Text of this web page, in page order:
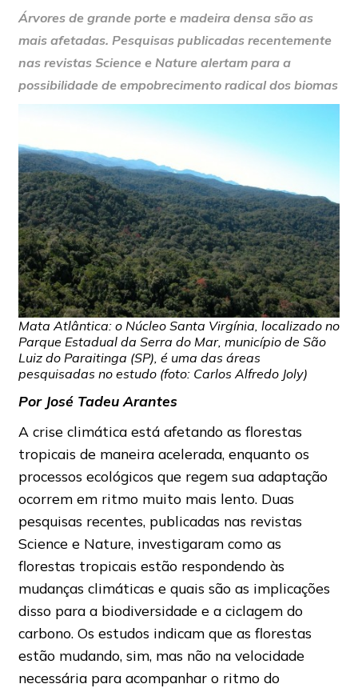
Árvores de grande porte e madeira densa são as
mais afetadas. Pesquisas publicadas recentemente
nas revistas Science e Nature alertam para a
possibilidade de empobrecimento radical dos biomas
Mata Atlântica: o Núcleo Santa Virgínia, localizado no
Parque Estadual da Serra do Mar, município de São
Luiz do Paraitinga (SP), é uma das áreas
pesquisadas no estudo (foto: Carlos Alfredo Joly)
Por José Tadeu Arantes
A crise climática está afetando as florestas
tropicais de maneira acelerada, enquanto os
processos ecológicos que regem sua adaptação
ocorrem em ritmo muito mais lento. Duas
pesquisas recentes, publicadas nas revistas
Science e Nature, investigaram como as
florestas tropicais estão respondendo às
mudanças climáticas e quais são as implicações
disso para a biodiversidade e a ciclagem do
carbono. Os estudos indicam que as florestas
estão mudando, sim, mas não na velocidade
necessária para acompanhar o ritmo do